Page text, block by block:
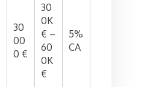
30
00
0 €
30
0K
€ –
60
0K
€
5%
CA